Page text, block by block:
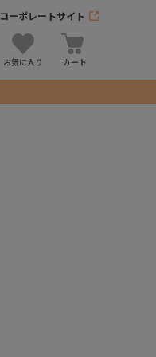
コーポレートサイト
お気に入り カート